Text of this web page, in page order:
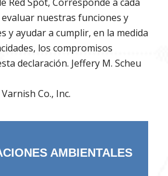
Red Spot, Corresponde a cada
nuestras funciones y
y ayudar a cumplir, en la medida
los compromisos
declaración. Jeffery M. Scheu
Co., Inc.
AMBIENTALES